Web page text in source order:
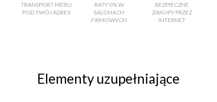
TRANSPORT MEBLI
POD TWÓJ ADRES
RATY 0% W
SALONACH
FIRMOWYCH
BEZPIECZNE
ZAKUPY PRZEZ
INTERNET
Elementy uzupełniające